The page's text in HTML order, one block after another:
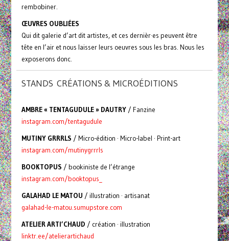
rembobiner.
ŒUVRES OUBLIÉES
Qui dit galerie d’art dit artistes, et ces dernièr·es peuvent être
tête en l’air et nous laisser leurs oeuvres sous les bras. Nous les
exposerons donc.
STANDS CRÉATIONS & MICROÉDITIONS
AMBRE « TENTAGUDULE » DAUTRY/ Fanzine
instagram.com/tentagudule
MUTINY GRRRLS / Micro-édition · Micro-label · Print-art
instagram.com/mutinygrrrls
BOOKTOPUS / bookiniste de l’étrange
instagram.com/booktopus_
GALAHAD LE MATOU / illustration · artisanat
galahad-le-matou.sumupstore.com
ATELIER ARTI’CHAUD / création · illustration
linktr.ee/atelierartichaud